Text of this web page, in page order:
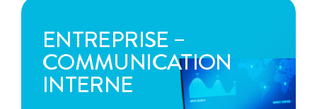
ENTREPRISE –
COMMUNICATION
INTERNE